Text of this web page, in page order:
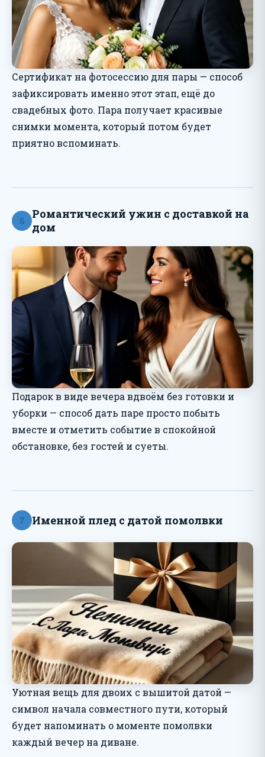
Сертификат на фотосессию для пары — способ
зафиксировать именно этот этап, ещё до
свадебных фото. Пара получает красивые
снимки момента, который потом будет
приятно вспоминать.
6
Романтический ужин с доставкой на
дом
Подарок в виде вечера вдвоём без готовки и
уборки — способ дать паре просто побыть
вместе и отметить событие в спокойной
обстановке, без гостей и суеты.
7 Именной плед с датой помолвки
Уютная вещь для двоих с вышитой датой —
символ начала совместного пути, который
будет напоминать о моменте помолвки
каждый вечер на диване.